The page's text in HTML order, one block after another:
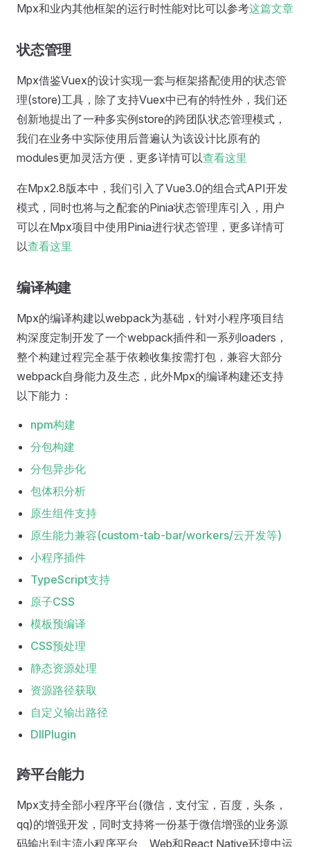
Mpx和业内其他框架的运行时性能对比可以参考这篇文章
状态管理
Mpx借鉴Vuex的设计实现一套与框架搭配使用的状态管
理(store)工具，除了支持Vuex中已有的特性外，我们还
创新地提出了一种多实例store的跨团队状态管理模式，
我们在业务中实际使用后普遍认为该设计比原有的
modules更加灵活方便，更多详情可以查看这里
在Mpx2.8版本中，我们引入了Vue3.0的组合式API开发
模式，同时也将与之配套的Pinia状态管理库引入，用户
可以在Mpx项目中使用Pinia进行状态管理，更多详情可
以查看这里
编译构建
Mpx的编译构建以webpack为基础，针对小程序项目结
构深度定制开发了一个webpack插件和一系列loaders，
整个构建过程完全基于依赖收集按需打包，兼容大部分
webpack自身能力及生态，此外Mpx的编译构建还支持
以下能力：
npm构建
分包构建
分包异步化
包体积分析
原生组件支持
原生能力兼容(custom-tab-bar/workers/云开发等)
小程序插件
TypeScript支持
原子CSS
模板预编译
CSS预处理
静态资源处理
资源路径获取
自定义输出路径
DllPlugin
跨平台能力
Mpx支持全部小程序平台(微信，支付宝，百度，头条，
qq)的增强开发，同时支持将一份基于微信增强的业务源
码输出到主流小程序平台、Web和React Native环境中运